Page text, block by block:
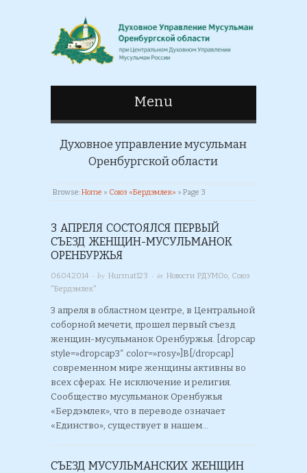
Menu
Духовное управление мусульман
Оренбургской области
Browse:Home » Союз «Бердэмлек» » Page 3
3 АПРЕЛЯ СОСТОЯЛСЯ ПЕРВЫЙ
СЪЕЗД ЖЕНЩИН-МУСУЛЬМАНОК
ОРЕНБУРЖЬЯ
06.04.2014 · by Hurmat123 · in Новости РДУМОо, Союз
"Бердэмлек"
3 апреля в областном центре, в Центральной
соборной мечети, прошел первый съезд
женщин-мусульманок Оренбуржья. [dropcap
style=»dropcap3″ color=»rosy»]В[/dropcap]
современном мире женщины активны во
всех сферах. Не исключение и религия.
Сообщество мусульманок Оренбужья
«Бердэмлек», что в переводе означает
«Единство», существует в нашем…
СЪЕЗД МУСУЛЬМАНСКИХ ЖЕНЩИН